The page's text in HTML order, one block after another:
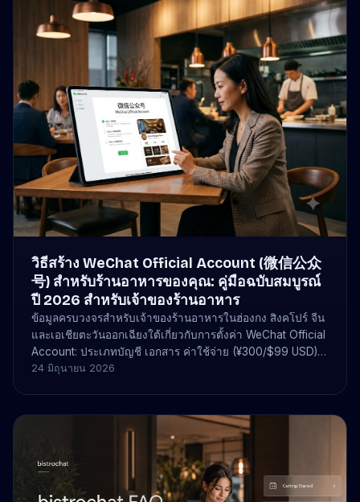
วิธีสร้าง WeChat Official Account (微信公众
号) สำหรับร้านอาหารของคุณ: คู่มือฉบับสมบูรณ์
ปี 2026 สำหรับเจ้าของร้านอาหาร
ข้อมูลครบวงจรสำหรับเจ้าของร้านอาหารในฮ่องกง สิงคโปร์ จีน
และเอเชียตะวันออกเฉียงใต้เกี่ยวกับการตั้งค่า WeChat Official
Account: ประเภทบัญชี เอกสาร ค่าใช้จ่าย (¥300/$99 USD)
กำหนดเวลา และการเชื่อมต่อ bistrochat เพื่อรับการจอง
24 มิถุนายน 2026